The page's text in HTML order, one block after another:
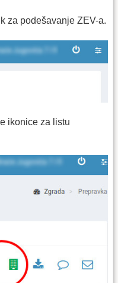
za podešavanje ZEV-a.
ikonice za listu